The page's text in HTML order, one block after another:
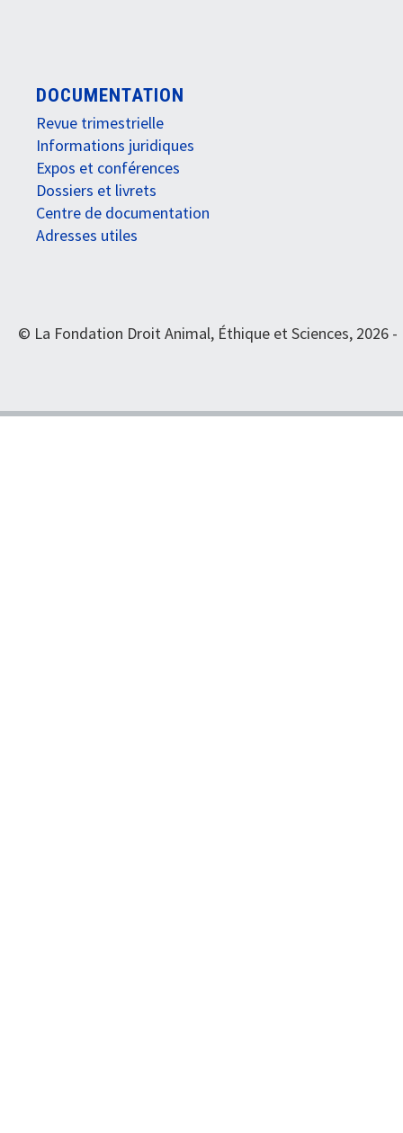
DOCUMENTATION
Revue trimestrielle
Informations juridiques
Expos et conférences
Dossiers et livrets
Centre de documentation
Adresses utiles
© La Fondation Droit Animal, Éthique et Sciences, 2026 -